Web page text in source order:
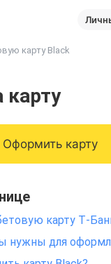
карту Black
карту
Оформить карту
карту
нужны для